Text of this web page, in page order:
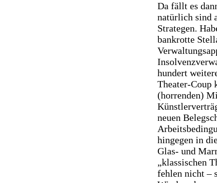
Da fällt es
natürlich sind
Strategen.
bankrotte
hundert
Theater-Coup
(horrenden)
neuen
hingegen in
Glas- und
„klassischen
fehlen nicht –